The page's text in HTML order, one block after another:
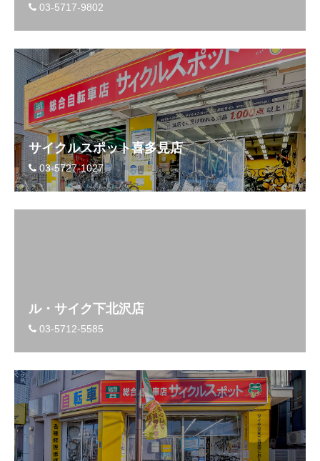
03-5717-9802
サイクルスポット喜多見店
03-5727-1027
ル・サイク下北沢店
03-5712-5585